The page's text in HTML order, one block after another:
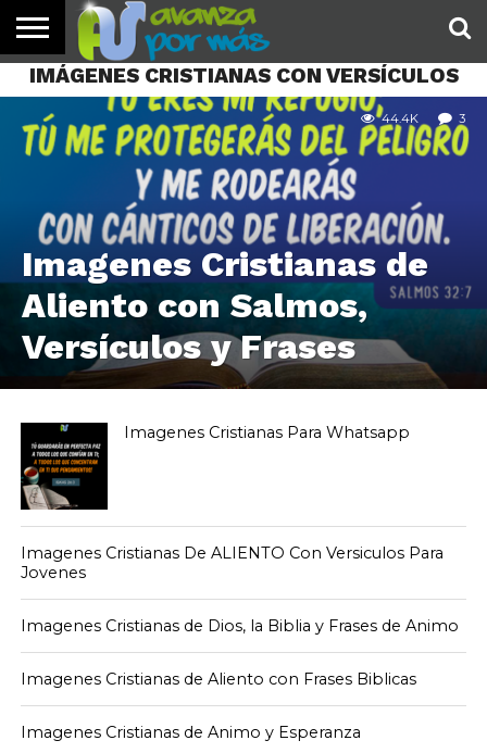
INICIO
PALABRA
DEVOCIONALES
NOTICIAS
TESTIMONIOS
ORACIONES
SOBRE
NOSOTROS
IMÁGENES
IMÁGENES CRISTIANAS CON VERSÍCULOS
Imagenes Cristianas de
Aliento con Salmos,
Versículos y Frases
44.4K 3
Imagenes Cristianas Para Whatsapp
Imagenes Cristianas De ALIENTO Con Versiculos Para
Jovenes
Imagenes Cristianas de Dios, la Biblia y Frases de Animo
Imagenes Cristianas de Aliento con Frases Biblicas
Imagenes Cristianas de Animo y Esperanza